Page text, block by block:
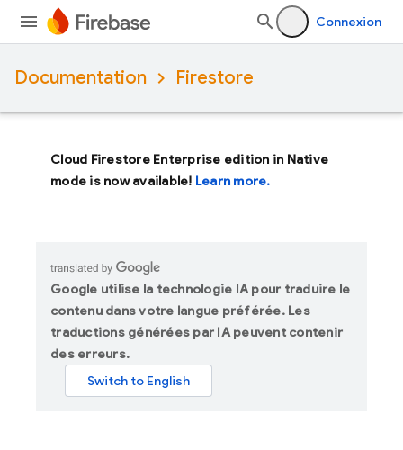
Connexion
Documentation Firestore
Cloud Firestore Enterprise edition in Native
mode is now available! Learn more.
Google utilise la technologie IA pour traduire le
contenu dans votre langue préférée. Les
traductions générées par IA peuvent contenir
des erreurs.